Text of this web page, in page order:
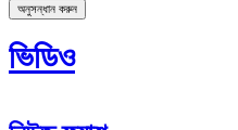
অনুসন্ধান করুন
ভিডিও